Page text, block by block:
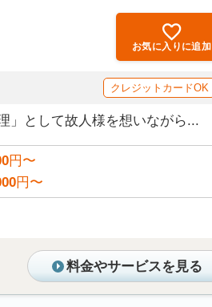
お気に入りに追加
クレジットカードOK
」として故人様を想いながら...
円〜
円〜
料金やサービスを見る